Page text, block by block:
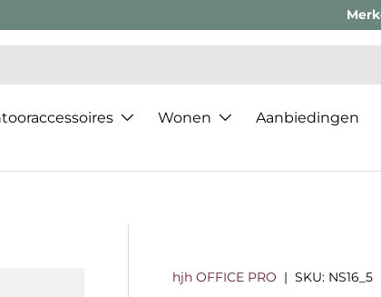
Wonen Aanbiedingen
hjh OFFICE PRO |SKU: NS16_5